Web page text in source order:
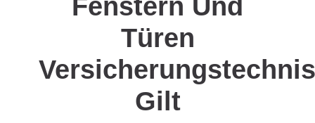
Fenstern Und
Türen
Gilt